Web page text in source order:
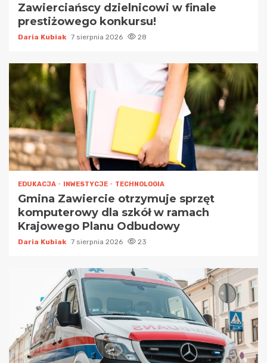
Zawierciańscy dzielnicowi w finale
prestiżowego konkursu!
Daria Kubiak 7 sierpnia 2026 28
EDUKACJA INWESTYCJE TECHNOLOGIA
Gmina Zawiercie otrzymuje sprzęt
komputerowy dla szkół w ramach
Krajowego Planu Odbudowy
Daria Kubiak 7 sierpnia 2026 23